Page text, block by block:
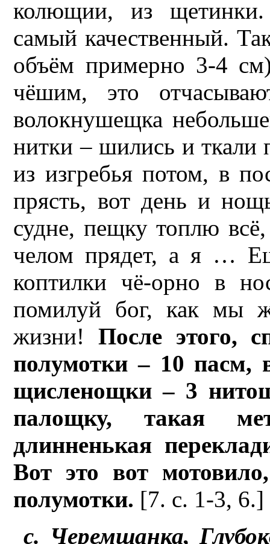
колющии, из
самый качественный.
объём примерно 3-4
чёшим, это
волокнушещка
нитки – шились и ткали
из изгребья потом, в
прясть, вот день и
судне, пещку топлю всё,
челом прядет, а я …
коптилки чё-орно в
помилуй бог, как мы
жизни!
После этого,
полумотки – 10 пасм,
щисленощки – 3
палощку, такая
длинненькая
Вот это вот
полумотки. [7. с. 1-3, 6.]
с. Черемшанка,